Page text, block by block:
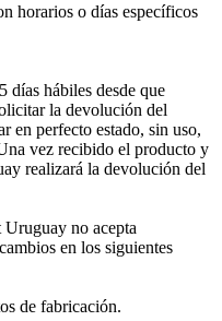
horarios o días específicos
días hábiles desde que
la devolución del
en perfecto estado, sin uso,
vez recibido el producto y
realizará la devolución del
Uruguay no acepta
en los siguientes
de fabricación.